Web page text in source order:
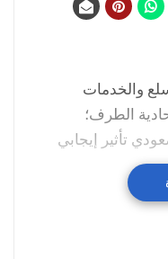
والخدمات
الطرف؛
تأثير إيجابي